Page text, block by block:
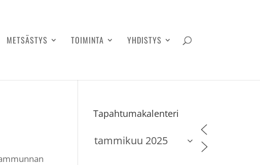
METSÄSTYS TOIMINTA YHDISTYS
Tapahtumakalenteri